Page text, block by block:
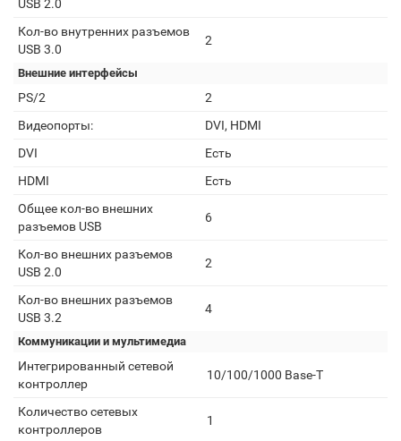
USB 2.0
Кол-во внутренних разъемов
USB 3.0
2
Внешние интерфейсы
PS/2
2
Видеопорты:
DVI, HDMI
DVI
Есть
HDMI
Есть
Общее кол-во внешних
разъемов USB
6
Кол-во внешних разъемов
USB 2.0
2
Кол-во внешних разъемов
USB 3.2
4
Коммуникации и мультимедиа
Интегрированный сетевой
контроллер
10/100/1000 Base-T
Количество сетевых
контроллеров
1